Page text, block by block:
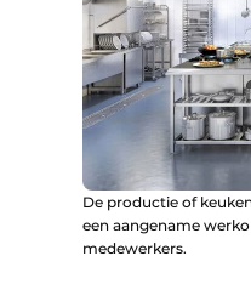
De productie of
een aangename
medewerkers.